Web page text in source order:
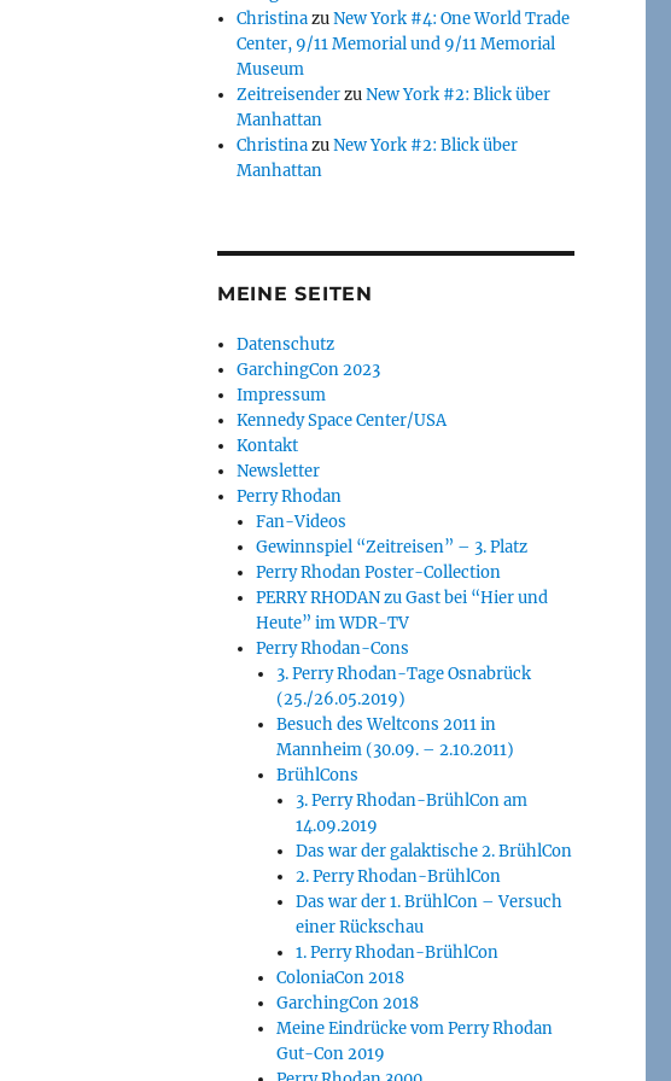
ChristinazuNew York #4: One World Trade
Center, 9/11 Memorial und 9/11 Memorial
Museum
ZeitreisenderzuNew York #2: Blick über
Manhattan
ChristinazuNew York #2: Blick über
Manhattan
MEINE SEITEN
Datenschutz
GarchingCon 2023
Impressum
Kennedy Space Center/USA
Kontakt
Newsletter
Perry Rhodan
Fan-Videos
Gewinnspiel “Zeitreisen” – 3. Platz
Perry Rhodan Poster-Collection
PERRY RHODAN zu Gast bei “Hier und
Heute” im WDR-TV
Perry Rhodan-Cons
3. Perry Rhodan-Tage Osnabrück
(25./26.05.2019)
Besuch des Weltcons 2011 in
Mannheim (30.09. – 2.10.2011)
BrühlCons
3. Perry Rhodan-BrühlCon am
14.09.2019
Das war der galaktische 2. BrühlCon
2. Perry Rhodan-BrühlCon
Das war der 1. BrühlCon – Versuch
einer Rückschau
1. Perry Rhodan-BrühlCon
ColoniaCon 2018
GarchingCon 2018
Meine Eindrücke vom Perry Rhodan
Gut-Con 2019